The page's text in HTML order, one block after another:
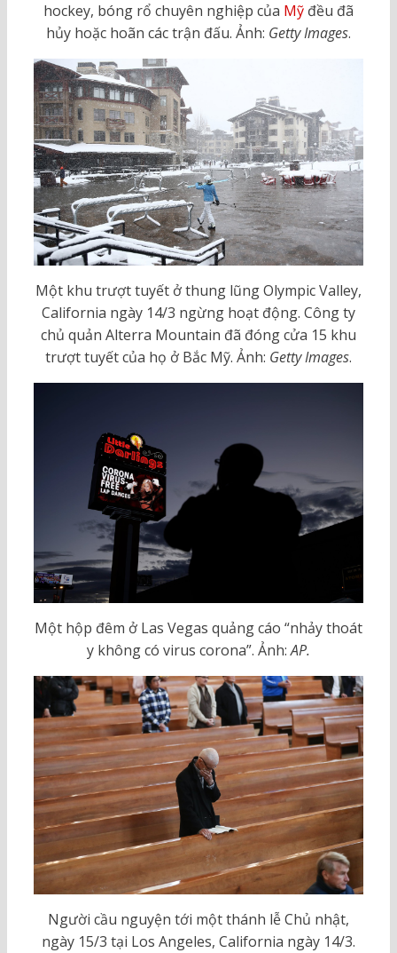
hockey, bóng rổ chuyên nghiệp của Mỹđều đã
hủy hoặc hoãn các trận đấu. Ảnh: Getty Images.
Một khu trượt tuyết ở thung lũng Olympic Valley,
California ngày 14/3 ngừng hoạt động. Công ty
chủ quản Alterra Mountain đã đóng cửa 15 khu
trượt tuyết của họ ở Bắc Mỹ. Ảnh: Getty Images.
Một hộp đêm ở Las Vegas quảng cáo “nhảy thoát
y không có virus corona”. Ảnh:AP.
Người cầu nguyện tới một thánh lễ Chủ nhật,
ngày 15/3 tại Los Angeles, California ngày 14/3.